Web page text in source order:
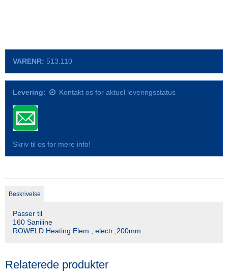
VARENR: 513.110
Levering: Kontakt os for aktuel leveringsstatus
Skriv til os for mere info!
Beskrivelse
Passer til
160 Saniline
ROWELD Heating Elem., electr.,200mm
Relaterede produkter